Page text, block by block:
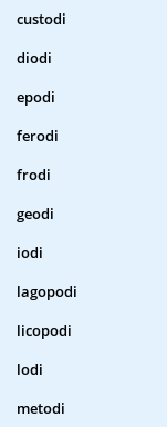
custodi
diodi
epodi
ferodi
frodi
geodi
iodi
lagopodi
licopodi
lodi
metodi